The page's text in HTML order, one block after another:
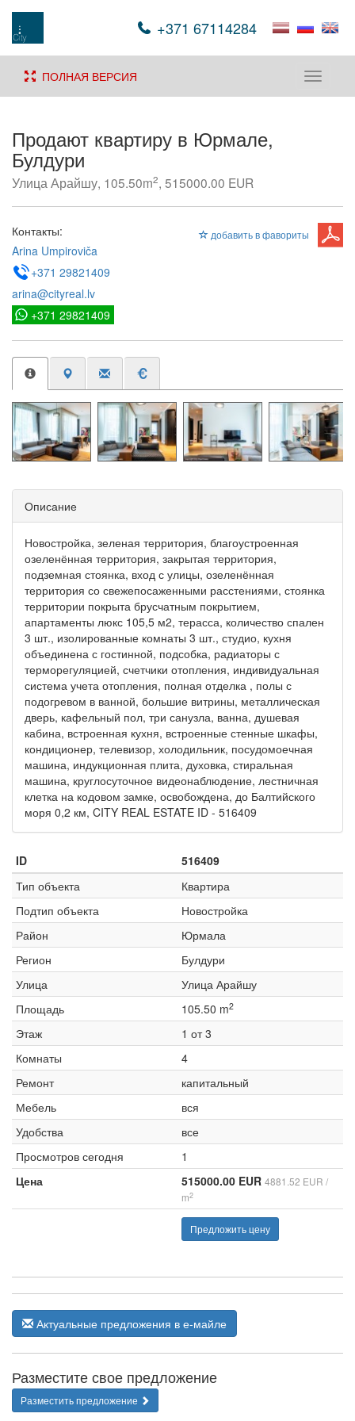
+371 67114284
Toggle
ПОЛНАЯ ВЕРСИЯ
Продают квартиру в Юрмале,
Булдури
Улица Арайшу, 105.50m2, 515000.00 EUR
добавить в фавориты
Контакты:
Arina Umpiroviča
+371 29821409
arina@cityreal.lv
+371 29821409
Описание
Новостройка, зеленая территория, благоустроенная
озеленённая территория, закрытая территория,
подземная стоянка, вход с улицы, озеленённая
территория со свежепосаженными расстениями, стоянка
территории покрыта брусчатным покрытием,
апартаменты люкс 105,5 м2, терасса, количество спален
3 шт., изолированные комнаты 3 шт., студио, кухня
объединена с гостинной, подсобка, радиаторы с
терморегуляцией, счетчики отопления, индивидуальная
система учета отопления, полная отделка , полы с
подогревом в ванной, большие витрины, металлическая
дверь, кафельный пол, три санузла, ванна, душевая
кабина, встроенная кухня, встроенные стенные шкафы,
кондиционер, телевизор, холодильник, посудомоечная
машина, индукционная плита, духовка, стиральная
машина, круглосуточное видеонаблюдение, лестничная
клетка на кодовом замке, освобождена, до Балтийского
моря 0,2 км, CITY REAL ESTATE ID - 516409
ID
516409
Тип объекта
Квартира
Подтип объекта
Новостройка
Район
Юрмала
Регион
Булдури
Улица
Улица Арайшу
Площадь
105.50 m2
Этаж
1 от 3
Комнаты
4
Ремонт
капитальный
Мебель
вся
Удобства
все
Просмотров сегодня
1
Цена
515000.00 EUR 4881.52 EUR /
m2
Предложить цену
Актуальные предложения в е-майле
Разместите свое предложение
Разместить предложение